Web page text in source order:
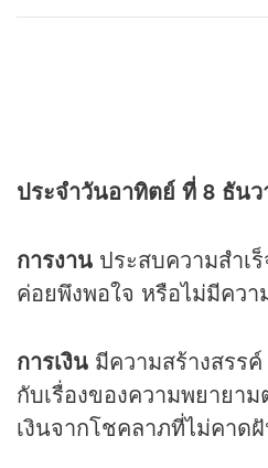
ประจำวันอาทิตย์ ที่ 8 ธันว
การงาน ประสบความสำเ
ค่อยพึงพอใจ หรือไม่มีควา
การเงิน มีความสร้างสรร
กับเรื่องของความพยายา
เงินจากโชคลาภที่ไม่คาด